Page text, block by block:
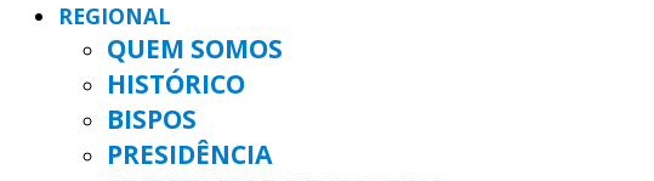
REGIONAL
QUEM SOMOS
HISTÓRICO
BISPOS
PRESIDÊNCIA